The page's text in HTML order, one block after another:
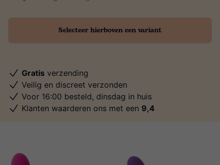
Selecteer hierboven een variant
Gratis verzending
Veilig en discreet verzonden
Voor 16:00 besteld, dinsdag in huis
Klanten waarderen ons met een 9,4